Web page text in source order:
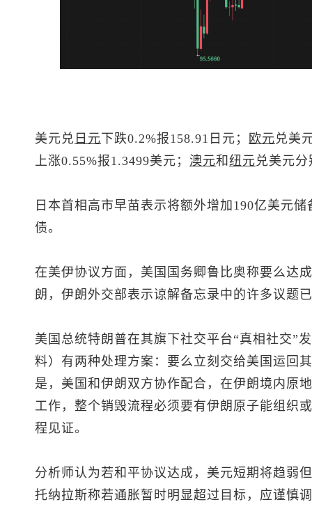
美元兑 日元 下跌0.2%报158.91日元； 欧元兑美
上涨0.55%报1.3499美元； 澳元和 纽元兑美元分
日本首相高市早苗表示将额外增加190亿美元
债。
在美伊协议方面，美国国务卿鲁比奥称要么达
朗，伊朗外交部表示谅解备忘录中的许多议题
美国总统特朗普在其旗下社交平台“真相社交”
料）有两种处理方案：要么立刻交给美国运回
是，美国和伊朗双方协作配合，在伊朗境内原
工作，整个销毁流程必须要有伊朗原子能组织
程见证。
分析师认为若和平协议达成，美元短期将趋弱
托纳拉斯称若通胀暂时明显超过目标，应谨慎